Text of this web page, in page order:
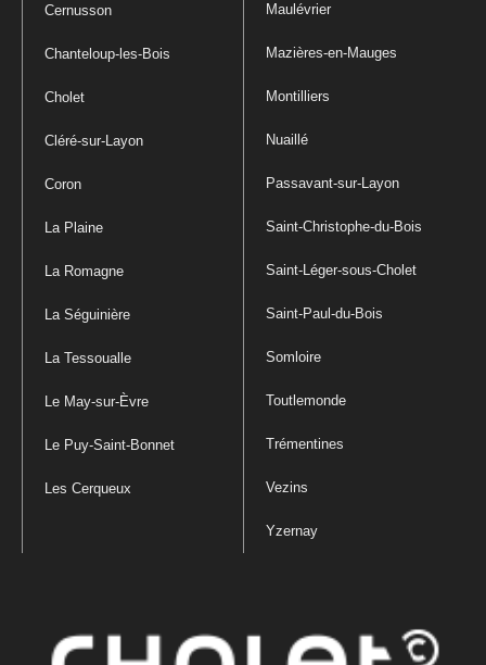
Cernusson
Chanteloup-les-Bois
Cholet
Cléré-sur-Layon
Coron
La Plaine
La Romagne
La Séguinière
La Tessoualle
Le May-sur-Èvre
Le Puy-Saint-Bonnet
Les Cerqueux
Maulévrier
Mazières-en-Mauges
Montilliers
Nuaillé
Passavant-sur-Layon
Saint-Christophe-du-Bois
Saint-Léger-sous-Cholet
Saint-Paul-du-Bois
Somloire
Toutlemonde
Trémentines
Vezins
Yzernay